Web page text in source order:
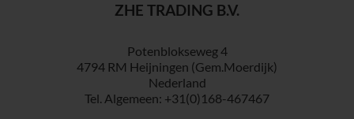
ZHE TRADING B.V.
Potenblokseweg 4
4794 RM Heijningen (Gem.Moerdijk)
Nederland
Tel. Algemeen: +31(0)168-467467